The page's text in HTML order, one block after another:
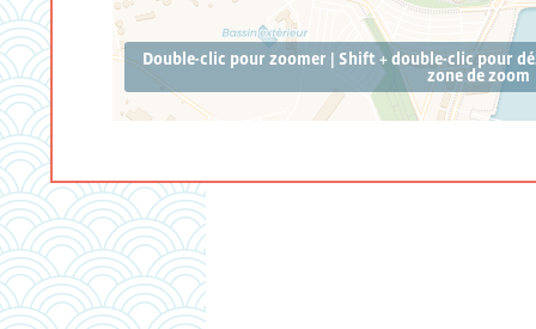
Double-clic pour zoomer | Shift + double-clic pour
zone de zoom